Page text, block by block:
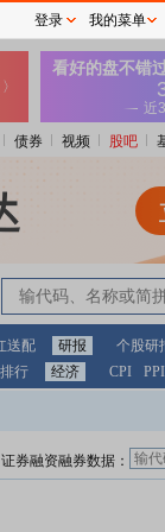
债券 视频 股吧
送配 研报 个股研
行 经济 CPI PPI
证券融资融券数据：
登录 我的菜单